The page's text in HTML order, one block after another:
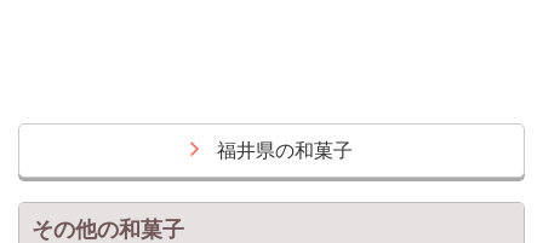
福井県の和菓子
その他の和菓子